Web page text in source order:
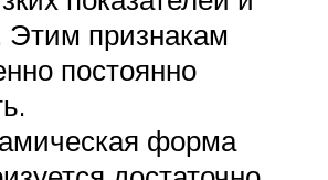
Этим признакам
постоянно
форма